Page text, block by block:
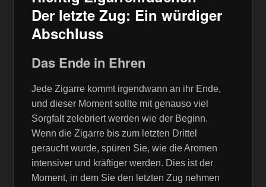
Der letzte Zug: Ein würdiger
Abschluss
Das Ende in Ehren
Jede Zigarre kommt irgendwann an ihr Ende,
und dieser Moment sollte mit genauso viel
Sorgfalt zelebriert werden wie der Beginn.
Wenn die Zigarre bis zum letzten Drittel
geraucht wurde, spüren Sie, wie die Aromen
intensiver und kräftiger werden. Dies ist der
Moment, in dem Sie den letzten Zug nehmen